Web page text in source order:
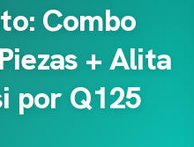
Combo
+ Alita
por Q125